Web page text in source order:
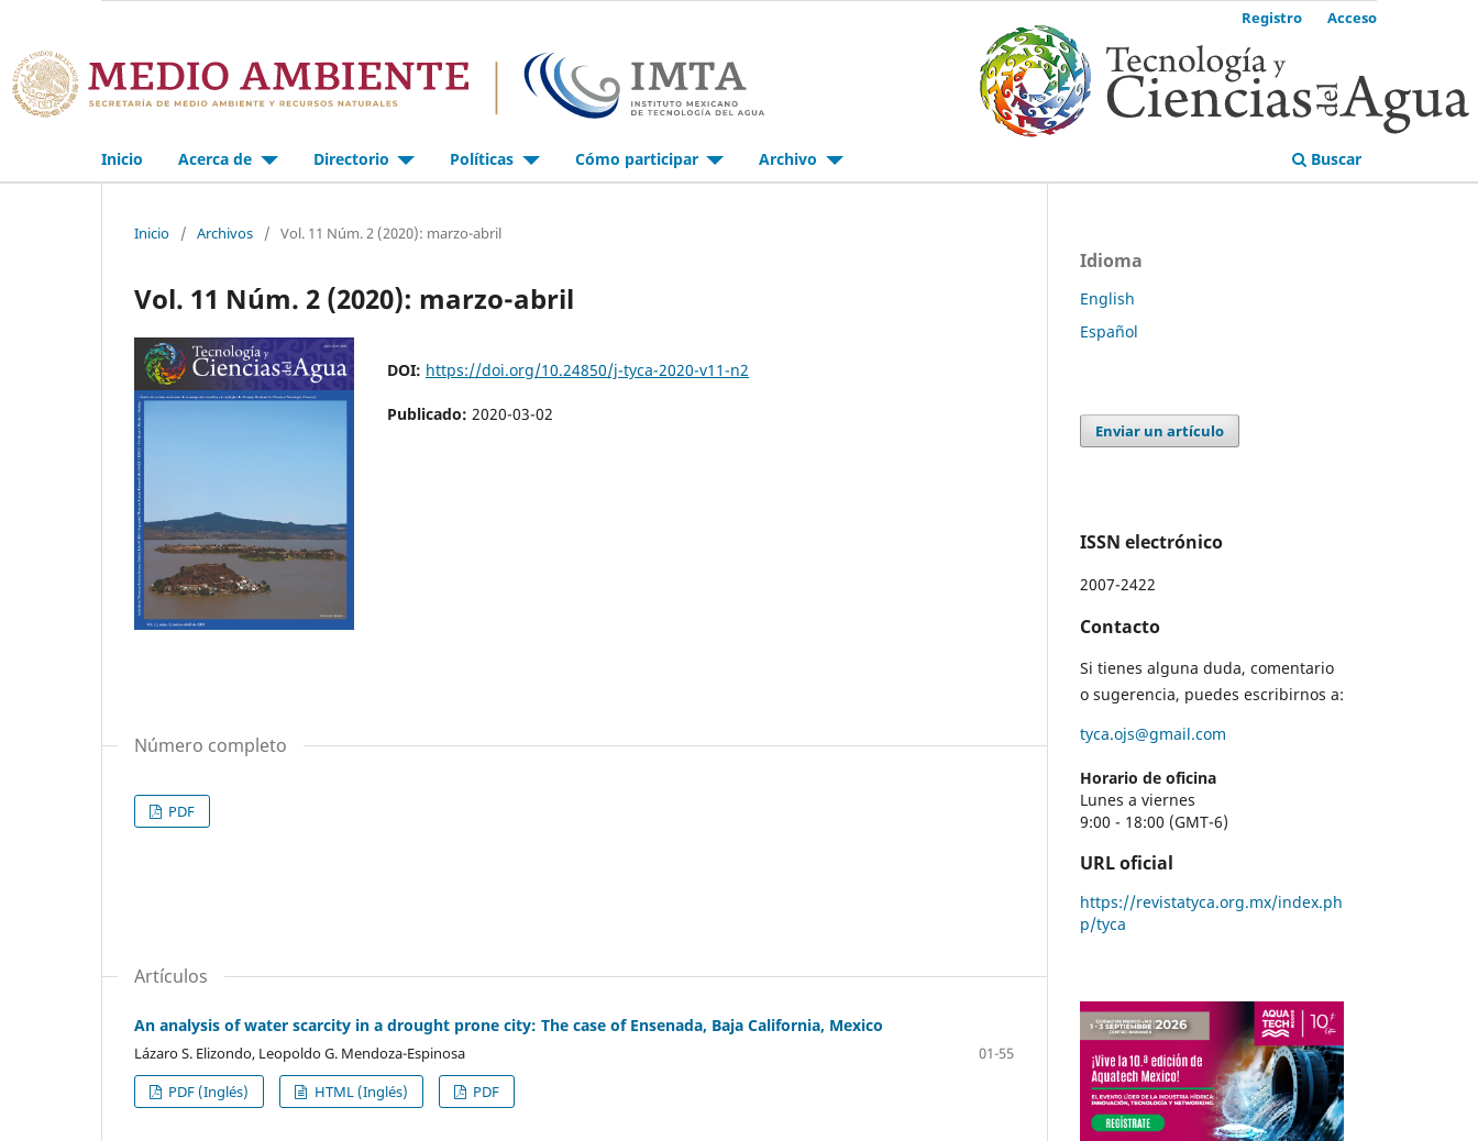
Inicio Acerca de Directorio Políticas Cómo participar Archivo Buscar
Registro Acceso
Inicio / Archivos / Vol. 11 Núm. 2 (2020): marzo-abril
Vol. 11 Núm. 2 (2020): marzo-abril
DOI: https://doi.org/10.24850/j-tyca-2020-v11-n2
Publicado: 2020-03-02
Número completo
PDF
Artículos
An analysis of water scarcity in a drought prone city: The case of Ensenada, Baja California, Mexico
Lázaro S. Elizondo, Leopoldo G. Mendoza-Espinosa
01-55
PDF (Inglés)
HTML (Inglés) PDF
Idioma
English
Español
Enviar un artículo
ISSN electrónico
2007-2422
Contacto
Si tienes alguna duda, comentario
o sugerencia, puedes escribirnos a:
tyca.ojs@gmail.com
Horario de oficina
Lunes a viernes
9:00 - 18:00 (GMT-6)
URL oficial
https://revistatyca.org.mx/index.ph
p/tyca